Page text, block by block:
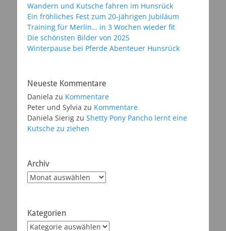
Wandern und Kutsche fahren im Hunsrück
Ein fröhliches Fest zum 20-jährigen Jubiläum
Training für Merlin… in 3 Wochen wieder fit
Die schönsten Bilder von 2025
Winterpause bei Pferde Abenteuer Hunsrück
Neueste Kommentare
Daniela zu Kommentare
Peter und Sylvia zu Kommentare
Daniela Sierig zu Shetty Pony Pancho lernt eine
Kutsche zu ziehen
Archiv
Archiv
Kategorien
Kategorien